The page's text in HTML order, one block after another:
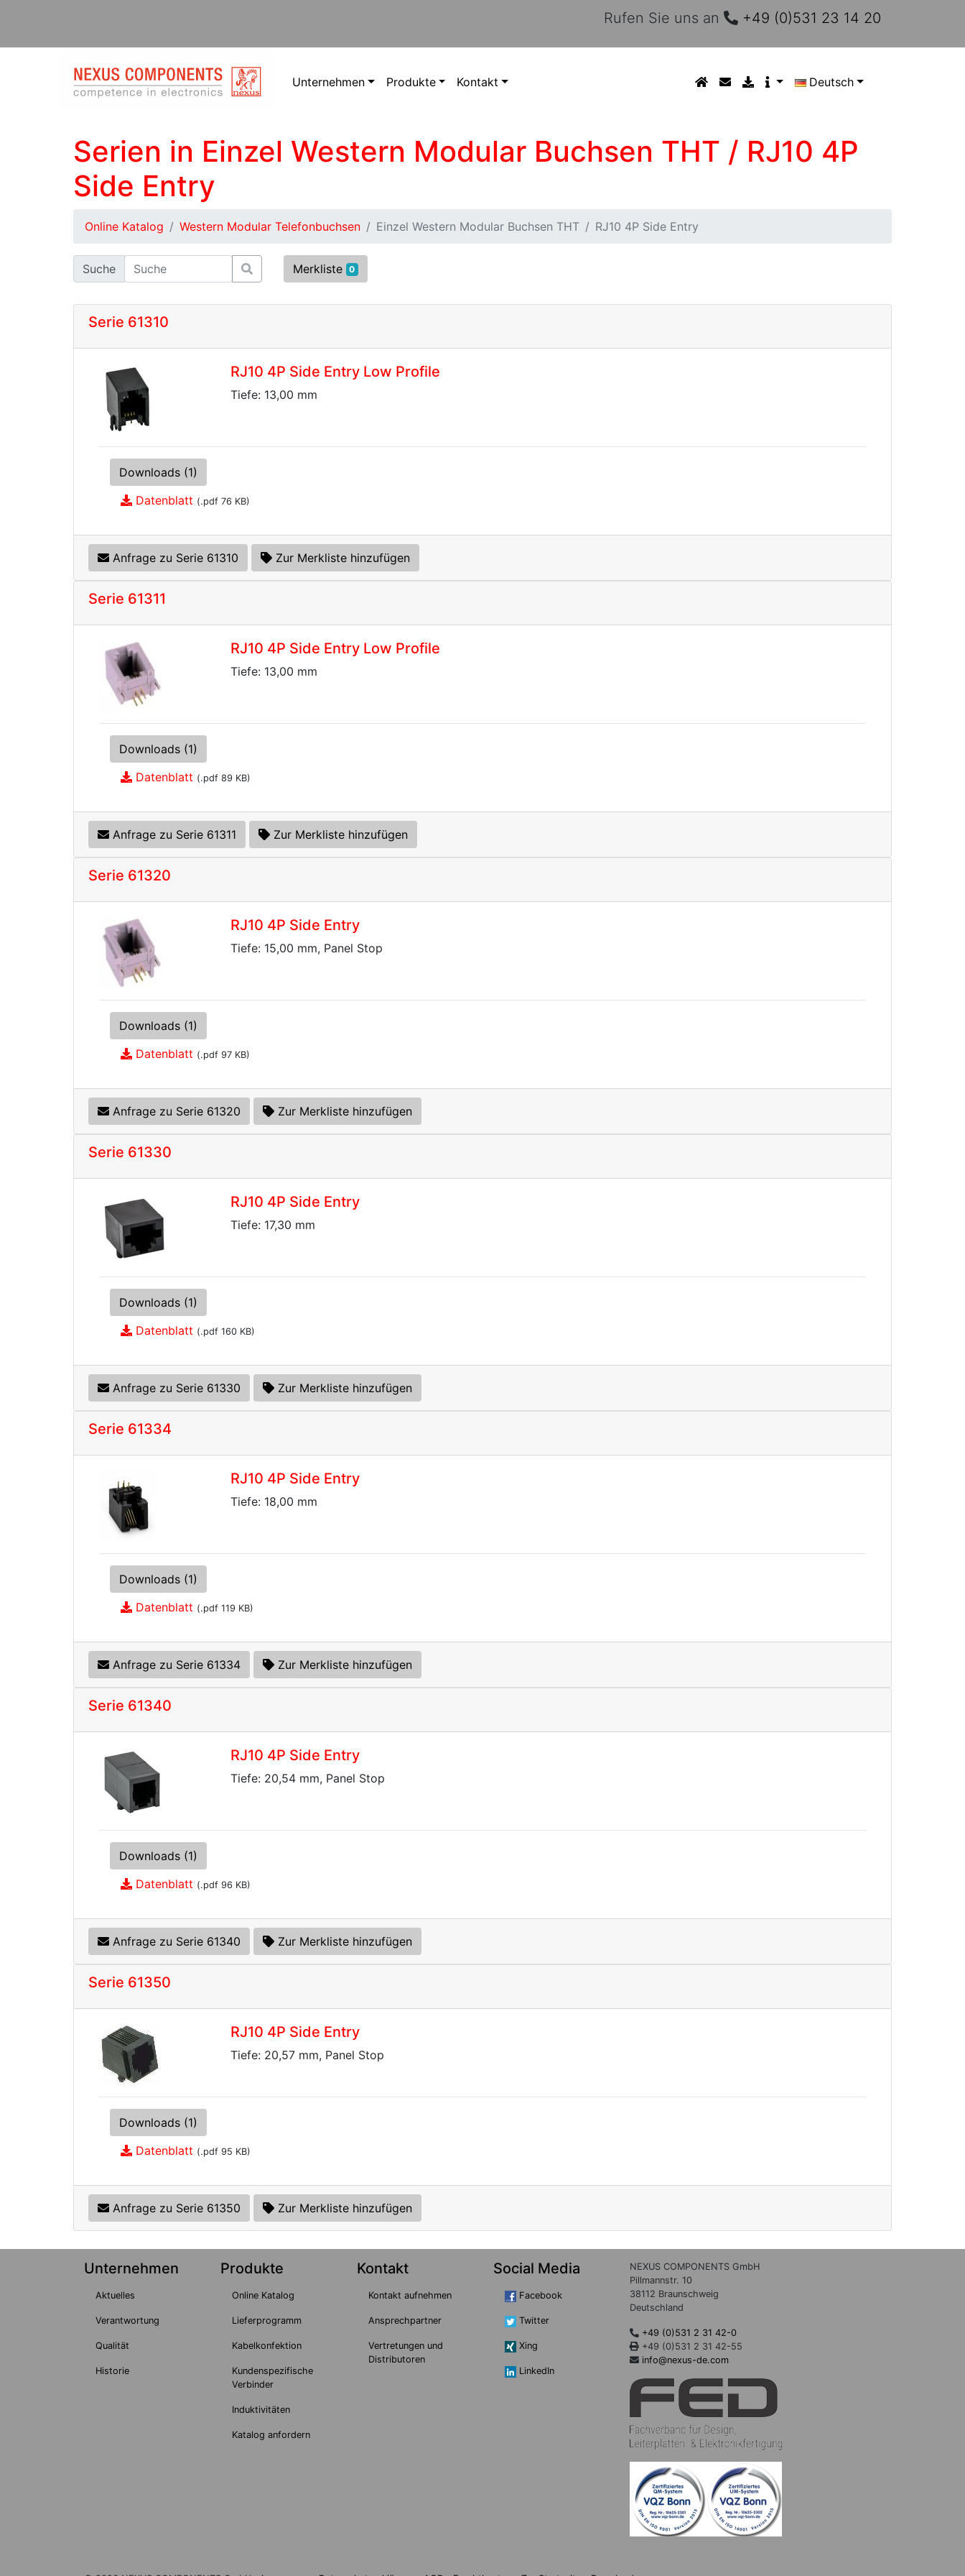
Rufen Sie uns an +49 (0)531 23 14 20
Unternehmen Produkte Kontakt Deutsch
Serien in Einzel Western Modular Buchsen THT / RJ10 4P
Side Entry
Online Katalog Western Modular Telefonbuchsen Einzel Western Modular Buchsen THT RJ10 4P Side Entry
Suche Merkliste 0
Serie 61310
RJ10 4P Side Entry Low Profile
Tiefe: 13,00 mm
Downloads (1)
Datenblatt (.pdf 76 KB)
Anfrage zu Serie 61310 Zur Merkliste hinzufügen
Serie 61311
RJ10 4P Side Entry Low Profile
Tiefe: 13,00 mm
Downloads (1)
Datenblatt (.pdf 89 KB)
Anfrage zu Serie 61311 Zur Merkliste hinzufügen
Serie 61320
RJ10 4P Side Entry
Tiefe: 15,00 mm, Panel Stop
Downloads (1)
Datenblatt (.pdf 97 KB)
Anfrage zu Serie 61320 Zur Merkliste hinzufügen
Serie 61330
RJ10 4P Side Entry
Tiefe: 17,30 mm
Downloads (1)
Datenblatt (.pdf 160 KB)
Anfrage zu Serie 61330 Zur Merkliste hinzufügen
Serie 61334
RJ10 4P Side Entry
Tiefe: 18,00 mm
Downloads (1)
Datenblatt (.pdf 119 KB)
Anfrage zu Serie 61334 Zur Merkliste hinzufügen
Serie 61340
RJ10 4P Side Entry
Tiefe: 20,54 mm, Panel Stop
Downloads (1)
Datenblatt (.pdf 96 KB)
Anfrage zu Serie 61340 Zur Merkliste hinzufügen
Serie 61350
RJ10 4P Side Entry
Tiefe: 20,57 mm, Panel Stop
Downloads (1)
Datenblatt (.pdf 95 KB)
Anfrage zu Serie 61350 Zur Merkliste hinzufügen
Unternehmen
Aktuelles
Verantwortung
Qualität
Historie
Produkte
Online Katalog
Lieferprogramm
Kabelkonfektion
Kundenspezifische
Verbinder
Induktivitäten
Katalog anfordern
Kontakt
Kontakt aufnehmen
Ansprechpartner
Vertretungen und
Distributoren
Social Media
Facebook
Twitter
Xing
LinkedIn
NEXUS COMPONENTS GmbH
Pillmannstr. 10
38112 Braunschweig
Deutschland
+49 (0)531 2 31 42-0
+49 (0)531 2 31 42-55
info@nexus-de.com